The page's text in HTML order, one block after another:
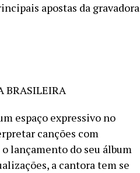
apostas da gravadora
BRASILEIRA
espaço expressivo no
canções com
lançamento do seu álbum
a cantora tem se